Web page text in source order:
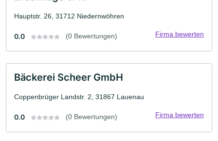
Hauptstr. 26, 31712 Niedernwöhren
0.0 (0 Bewertungen) Firma bewerten
Bäckerei Scheer GmbH
Coppenbrüger Landstr. 2, 31867 Lauenau
0.0 (0 Bewertungen) Firma bewerten